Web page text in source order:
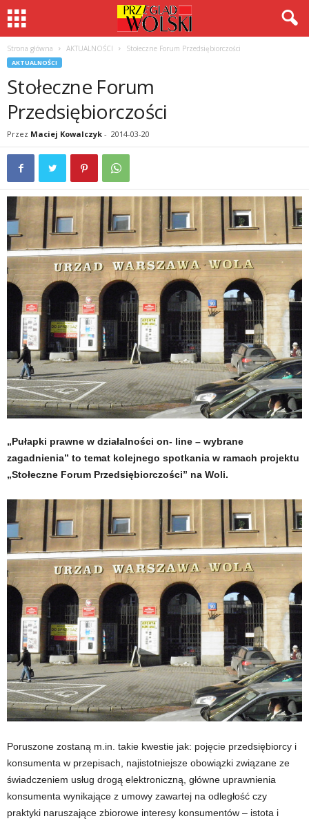
Strona główna AKTUALNOŚCI Stołeczne Forum Przedsiębiorczości
AKTUALNOŚCI
Stołeczne Forum
Przedsiębiorczości
Przez Maciej Kowalczyk - 2014-03-20
„Pułapki prawne w działalności on- line – wybrane
zagadnienia” to temat kolejnego spotkania w ramach projektu
„Stołeczne Forum Przedsiębiorczości” na Woli.
Poruszone zostaną m.in. takie kwestie jak: pojęcie przedsiębiorcy i
konsumenta w przepisach, najistotniejsze obowiązki związane ze
świadczeniem usług drogą elektroniczną, główne uprawnienia
konsumenta wynikające z umowy zawartej na odległość czy
praktyki naruszające zbiorowe interesy konsumentów – istota i